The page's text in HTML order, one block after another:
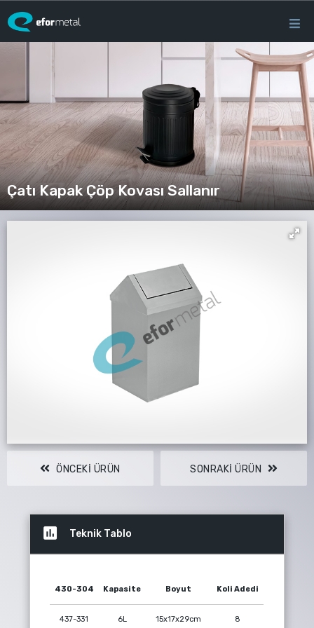
×
EFOR
MEDYA
Çatı Kapak Çöp Kovası Sallanır
ÖNCEKI ÜRÜN SONRAKI ÜRÜN
insert_chart Teknik Tablo
430-304 Kapasite Boyut Koli Adedi
437-331 6L 15x17x29cm 8